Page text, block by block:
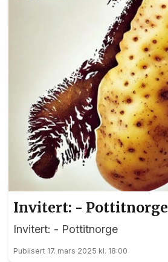
Invitert: - Pottitnorge
Invitert: - Pottitnorge
Publisert 17. mars 2025 kl. 18:00